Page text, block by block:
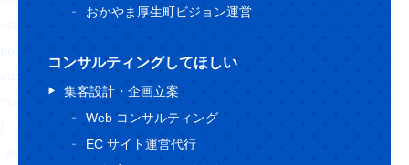
おかやま厚生町ビジョン運営
コンサルティングしてほしい
集客設計・企画立案
Web コンサルティング
EC サイト運営代行
margin: 0 !important;
.wp_social_bookmarking_light div{